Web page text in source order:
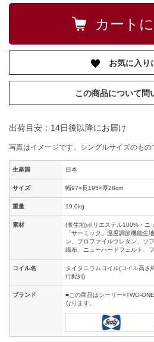
お気に入り
この商品について問
出荷目安：14日後以降にお届け
写真はイメージです。シングルサイズのもの
生産国 日本
サイズ 幅97×長195×厚28cm
重量 19.0kg
素材
(表生地)ポリエステル100%・ニ
「サーミック」温度調節機能生
ン、プロファイルウレタン、ソ
織布、ニューハードフェルト、
コイル名
タイタニウムコイル(コイル高
行配列)
ブランド
■この商品はシーリー×TWO-
なります。